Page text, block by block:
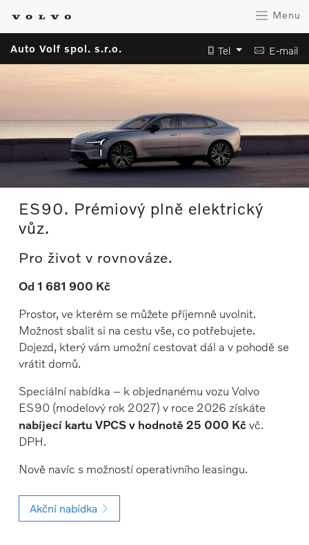
Menu
Auto Volf spol. s.r.o. Tel E-mail
ES90. Prémiový plně elektrický
vůz.
Pro život v rovnováze.
Od 1 681 900 Kč
Prostor, ve kterém se můžete příjemně uvolnit.
Možnost sbalit si na cestu vše, co potřebujete.
Dojezd, který vám umožní cestovat dál a v pohodě se
vrátit domů.
Speciální nabídka – k objednanému vozu Volvo
ES90 (modelový rok 2027) v roce 2026 získáte
nabíjecí kartu VPCS v hodnotě 25 000 Kčvč.
DPH.
Nově navíc s možností operativního leasingu.
Akční nabídka